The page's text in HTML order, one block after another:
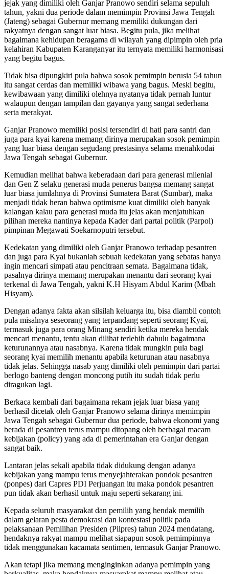
jejak yang dimiliki oleh Ganjar Pranowo sendiri selama sepuluh
tahun, yakni dua periode dalam memimpin Provinsi Jawa Tengah
(Jateng) sebagai Gubernur memang memiliki dukungan dari
rakyatnya dengan sangat luar biasa. Begitu pula, jika melihat
bagaimana kehidupan beragama di wilayah yang dipimpin oleh pria
kelahiran Kabupaten Karanganyar itu ternyata memiliki harmonisasi
yang begitu bagus.
Tidak bisa dipungkiri pula bahwa sosok pemimpin berusia 54 tahun
itu sangat cerdas dan memiliki wibawa yang bagus. Meski begitu,
kewibawaan yang dimiliki olehnya nyatanya tidak pernah luntur
walaupun dengan tampilan dan gayanya yang sangat sederhana
serta merakyat.
Ganjar Pranowo memiliki posisi tersendiri di hati para santri dan
juga para kyai karena memang dirinya merupakan sosok pemimpin
yang luar biasa dengan segudang prestasinya selama menahkodai
Jawa Tengah sebagai Gubernur.
Kemudian melihat bahwa keberadaan dari para generasi milenial
dan Gen Z selaku generasi muda penerus bangsa memang sangat
luar biasa jumlahnya di Provinsi Sumatera Barat (Sumbar), maka
menjadi tidak heran bahwa optimisme kuat dimiliki oleh banyak
kalangan kalau para generasi muda itu jelas akan menjatuhkan
pilihan mereka nantinya kepada Kader dari partai politik (Parpol)
pimpinan Megawati Soekarnoputri tersebut.
Kedekatan yang dimiliki oleh Ganjar Pranowo terhadap pesantren
dan juga para Kyai bukanlah sebuah kedekatan yang sebatas hanya
ingin mencari simpati atau pencitraan semata. Bagaimana tidak,
pasalnya dirinya memang merupakan menantu dari seorang kyai
terkenal di Jawa Tengah, yakni K.H Hisyam Abdul Karim (Mbah
Hisyam).
Dengan adanya fakta akan silsilah keluarga itu, bisa diambil contoh
pula misalnya seseorang yang terpandang seperti seorang Kyai,
termasuk juga para orang Minang sendiri ketika mereka hendak
mencari menantu, tentu akan dilihat terlebih dahulu bagaimana
keturunannya atau nasabnya. Karena tidak mungkin pula bagi
seorang kyai memilih menantu apabila keturunan atau nasabnya
tidak jelas. Sehingga nasab yang dimiliki oleh pemimpin dari partai
berlogo banteng dengan moncong putih itu sudah tidak perlu
diragukan lagi.
Berkaca kembali dari bagaimana rekam jejak luar biasa yang
berhasil dicetak oleh Ganjar Pranowo selama dirinya memimpin
Jawa Tengah sebagai Gubernur dua periode, bahwa ekonomi yang
berada di pesantren terus mampu ditopang oleh berbagai macam
kebijakan (policy) yang ada di pemerintahan era Ganjar dengan
sangat baik.
Lantaran jelas sekali apabila tidak didukung dengan adanya
kebijakan yang mampu terus menyejahterakan pondok pesantren
(ponpes) dari Capres PDI Perjuangan itu maka pondok pesantren
pun tidak akan berhasil untuk maju seperti sekarang ini.
Kepada seluruh masyarakat dan pemilih yang hendak memilih
dalam gelaran pesta demokrasi dan kontestasi politik pada
pelaksanaan Pemilihan Presiden (Pilpres) tahun 2024 mendatang,
hendaknya rakyat mampu melihat siapapun sosok pemimpinnya
tidak menggunakan kacamata sentimen, termasuk Ganjar Pranowo.
Akan tetapi jika memang menginginkan adanya pemimpin yang